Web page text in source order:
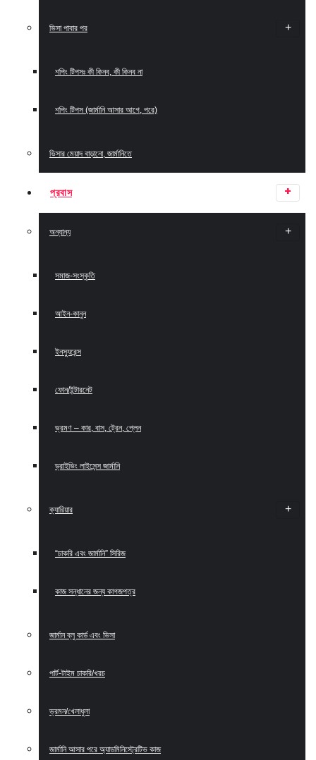
ভিসা পাবার পর
শপিং টিপসঃ কী কিনব, কী কিনব না
শপিং টিপস (জার্মানি আসার আগে, পরে)
ভিসার মেয়াদ বাড়ানো, জার্মানিতে
প্রবাস
অন্যান্য
সমাজ-সংস্কৃতি
আইন-কানুন
ইনস্যুরেন্স
ফোন/ইন্টারনেট
ভ্রমণ – কার, বাস, ট্রেন, প্লেন
ড্রাইভিং লাইসেন্স জার্মানি
ক্যারিয়ার
“চাকরি এবং জার্মানি” সিরিজ
কাজ সন্ধানের জন্য কাগজপত্র
জার্মান ব্লু কার্ড এবং ভিসা
পার্ট-টাইম চাকরি/খরচ
ভ্রমন/খেলাধুলা
জার্মানি আসার পরে অ্যাডমিনিস্ট্রেটিভ কাজ